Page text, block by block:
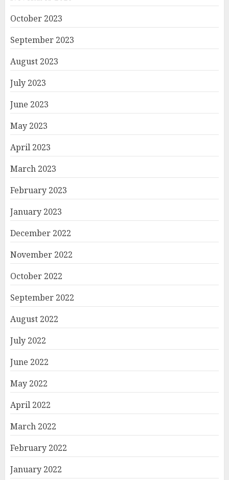
October 2023
September 2023
August 2023
July 2023
June 2023
May 2023
April 2023
March 2023
February 2023
January 2023
December 2022
November 2022
October 2022
September 2022
August 2022
July 2022
June 2022
May 2022
April 2022
March 2022
February 2022
January 2022